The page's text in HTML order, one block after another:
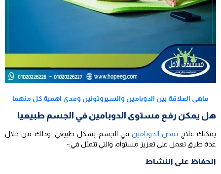
ماهى العلاقة بين الدوبامين والسيروتونين ومدى اهمية كل منهما
هل يمكن رفع مستوى الدوبامين في الجسم طبيعيا
يمكنك علاج نقص الدوبامينفي الجسم بشكل طبيعي، وذلك من خلال
عدة طرق تعمل على تعزيز مستواه، والتي تتمثل في:-
الحفاظ على النشاط